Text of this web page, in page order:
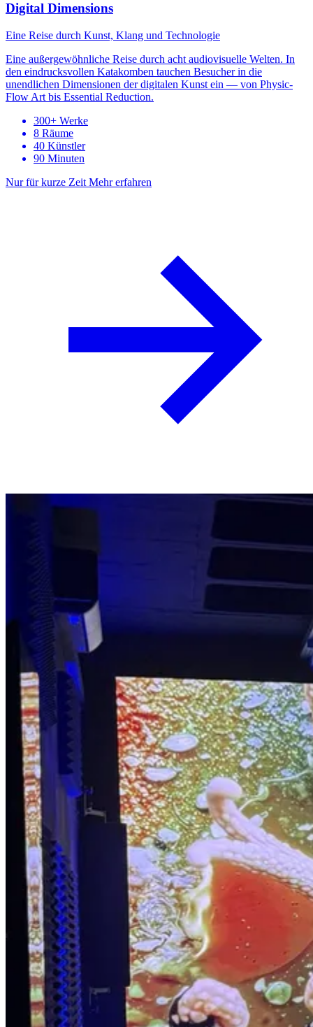
Digital Dimensions
Eine Reise durch Kunst, Klang und Technologie
Eine außergewöhnliche Reise durch acht audiovisuelle Welten. In
den eindrucksvollen Katakomben tauchen Besucher in die
unendlichen Dimensionen der digitalen Kunst ein — von Physic-
Flow Art bis Essential Reduction.
300+ Werke
8 Räume
40 Künstler
90 Minuten
Nur für kurze Zeit Mehr erfahren